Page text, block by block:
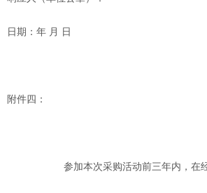
日期：年 月 日
附件四：
参加本次采购活动前三年内，在